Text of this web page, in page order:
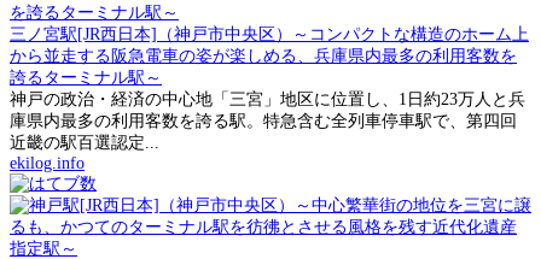
三ノ宮駅[JR西日本]（神戸市中央区）～コンパクトな構造のホーム上
から並走する阪急電車の姿が楽しめる、兵庫県内最多の利用客数を
誇るターミナル駅～
神戸の政治・経済の中心地「三宮」地区に位置し、1日約23万人と兵
庫県内最多の利用客数を誇る駅。特急含む全列車停車駅で、第四回
近畿の駅百選認定...
ekilog.info